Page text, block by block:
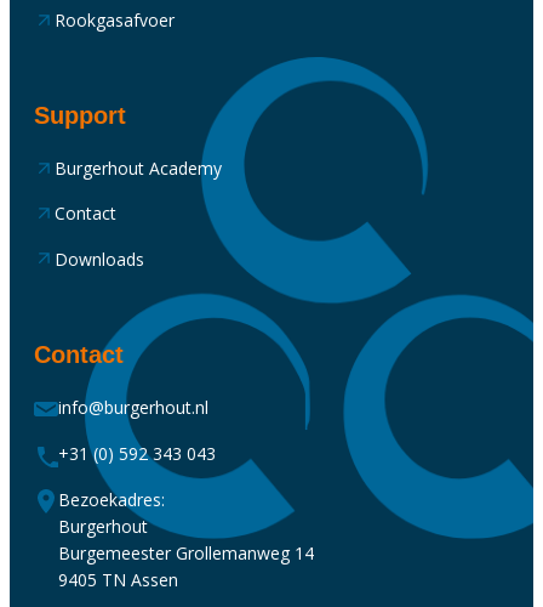
Rookgasafvoer
Support
Burgerhout Academy
Contact
Downloads
Contact
info@burgerhout.nl
+31 (0) 592 343 043
Bezoekadres:
Burgerhout
Burgemeester Grollemanweg 14
9405 TN Assen